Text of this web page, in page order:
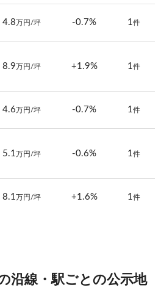
4.8 万円/坪 -0.7% 1件
8.9 万円/坪 +1.9% 1件
4.6 万円/坪 -0.7% 1件
5.1 万円/坪 -0.6% 1件
8.1 万円/坪 +1.6% 1件
沿線・駅ごとの公示地